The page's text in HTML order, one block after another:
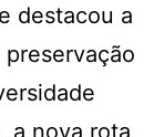
destacou a
a nova rota